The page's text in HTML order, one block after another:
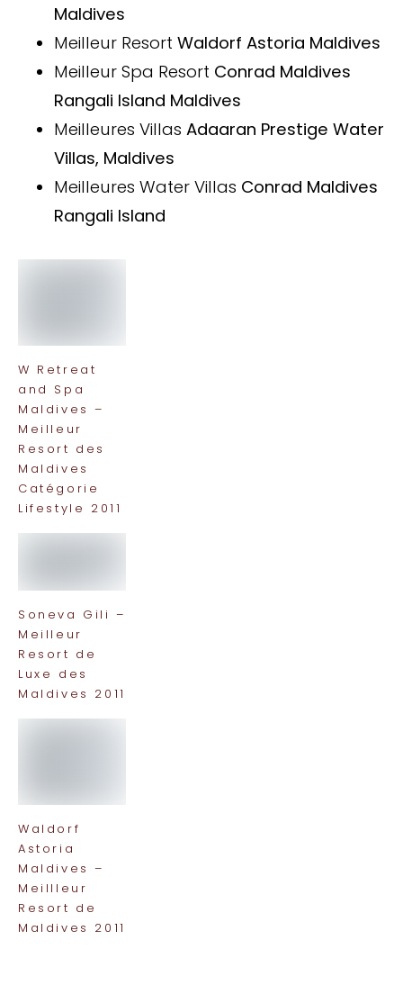
Maldives
Meilleur Resort Waldorf Astoria Maldives
Meilleur Spa Resort Conrad Maldives
Rangali Island Maldives
Meilleures Villas Adaaran Prestige Water
Villas, Maldives
Meilleures Water Villas Conrad Maldives
Rangali Island
W Retreat
and Spa
Maldives –
Meilleur
Resort des
Maldives
Catégorie
Lifestyle 2011
Soneva Gili –
Meilleur
Resort de
Luxe des
Maldives 2011
Waldorf
Astoria
Maldives –
Meillleur
Resort de
Maldives 2011